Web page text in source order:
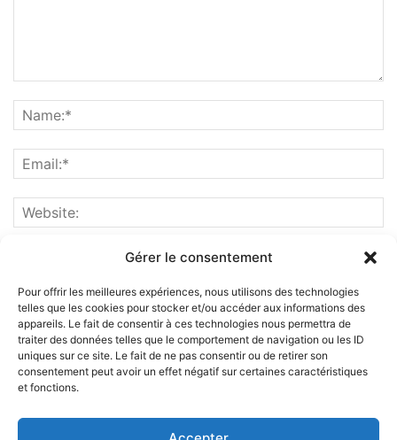
Gérer le consentement
Pour offrir les meilleures expériences, nous utilisons des technologies
telles que les cookies pour stocker et/ou accéder aux informations des
appareils. Le fait de consentir à ces technologies nous permettra de
traiter des données telles que le comportement de navigation ou les ID
uniques sur ce site. Le fait de ne pas consentir ou de retirer son
consentement peut avoir un effet négatif sur certaines caractéristiques
et fonctions.
ABOUT US